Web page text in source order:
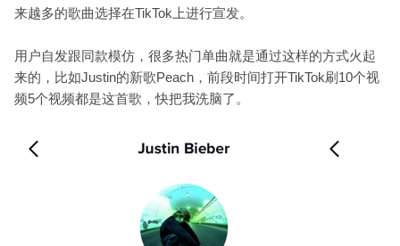
来越多的歌曲选择在TikTok上进行宣发。
用户自发跟同款模仿，很多热门单曲就是通过这样的方式火起
来的，比如Justin的新歌Peach，前段时间打开TikTok刷10个视
频5个视频都是这首歌，快把我洗脑了。